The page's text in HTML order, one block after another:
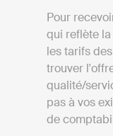
Pour
qui reflète
les tarifs
trouver
qualité/
pas à vos
de